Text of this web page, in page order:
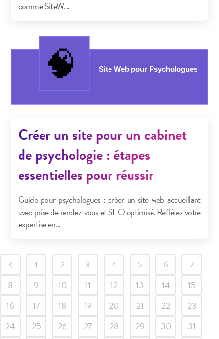
comme SiteW....
Créer un site pour un cabinet
de psychologie : étapes
essentielles pour réussir
Guide pour psychologues : créer un site web accueillant
avec prise de rendez-vous et SEO optimisé. Reflétez votre
expertise en...
1 2 3 4 5 6
7
8
9 10 11 12 13 14
15
16
17 18 19 20 21 22
23
24
25 26 27 28 29 30
31